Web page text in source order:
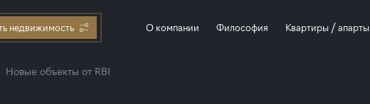
недвижимость О компании Философия Квартиры / апарты
Новые объекты от RBI